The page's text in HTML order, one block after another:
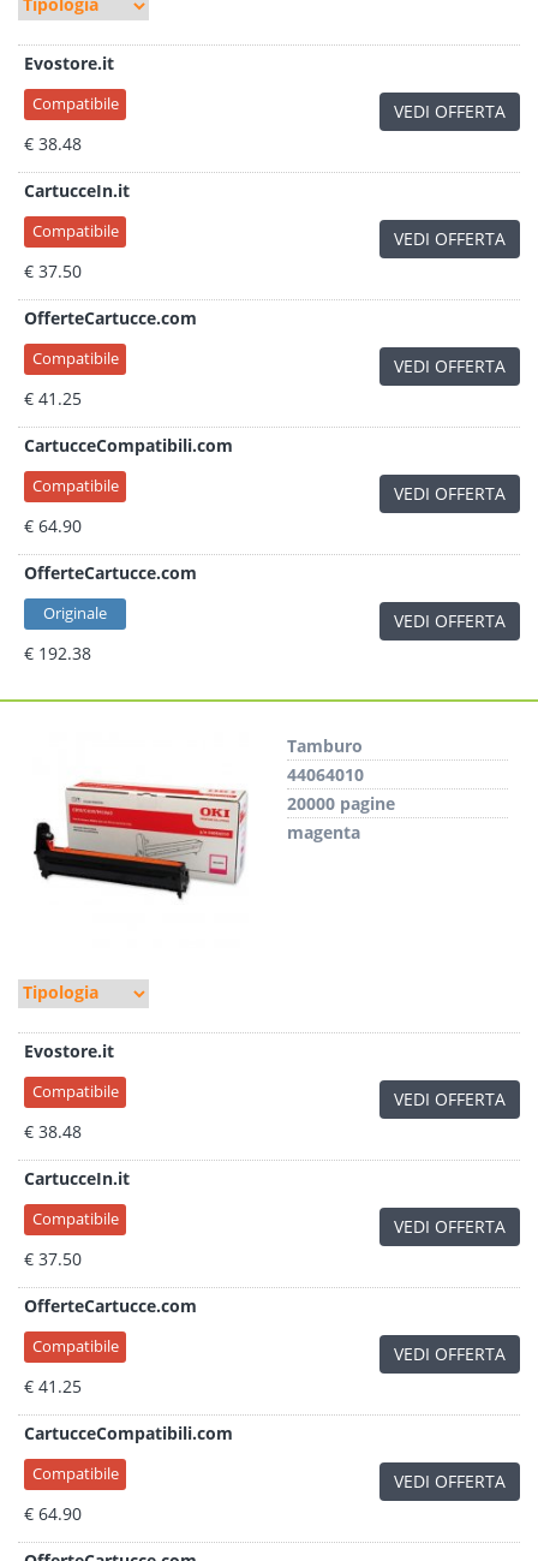
Evostore.it
Compatibile
€ 38.48
VEDI OFFERTA
CartucceIn.it
Compatibile
€ 37.50
VEDI OFFERTA
OfferteCartucce.com
Compatibile
€ 41.25
VEDI OFFERTA
CartucceCompatibili.com
Compatibile
€ 64.90
VEDI OFFERTA
OfferteCartucce.com
Originale
€ 192.38
VEDI OFFERTA
Tamburo
44064010
20000 pagine
magenta
Evostore.it
Compatibile
€ 38.48
VEDI OFFERTA
CartucceIn.it
Compatibile
€ 37.50
VEDI OFFERTA
OfferteCartucce.com
Compatibile
€ 41.25
VEDI OFFERTA
CartucceCompatibili.com
Compatibile
€ 64.90
VEDI OFFERTA